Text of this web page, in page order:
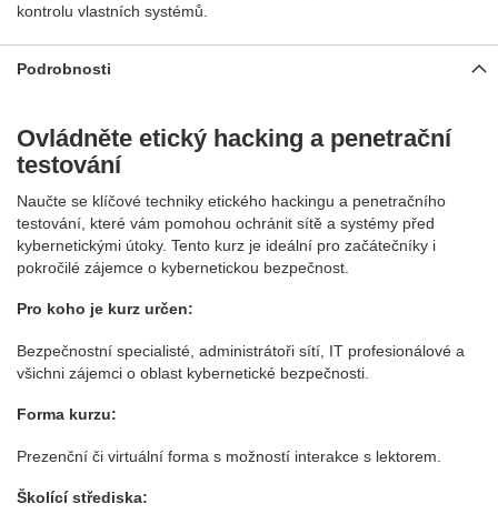
kontrolu vlastních systémů.
Podrobnosti
Ovládněte etický hacking a penetrační
testování
Naučte se klíčové techniky etického hackingu a penetračního
testování, které vám pomohou ochránit sítě a systémy před
kybernetickými útoky. Tento kurz je ideální pro začátečníky i
pokročilé zájemce o kybernetickou bezpečnost.
Pro koho je kurz určen:
Bezpečnostní specialisté, administrátoři sítí, IT profesionálové a
všichni zájemci o oblast kybernetické bezpečnosti.
Forma kurzu:
Prezenční či virtuální forma s možností interakce s lektorem.
Školící střediska: